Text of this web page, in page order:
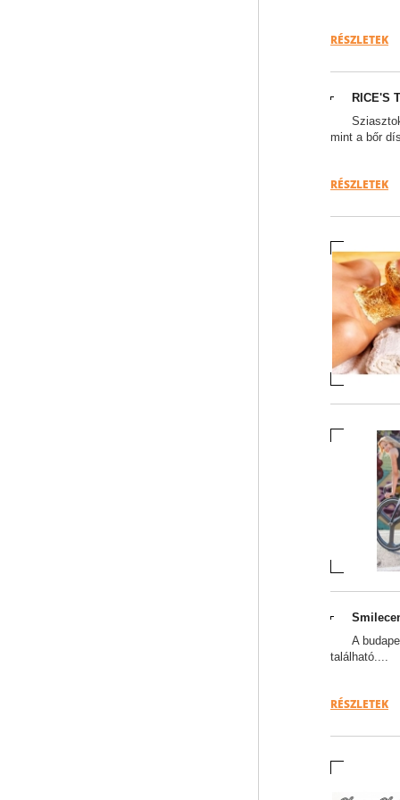
RÉSZLETEK
RICE'S
mint a bőr
RÉSZLETEK
A
található....
RÉSZLETEK